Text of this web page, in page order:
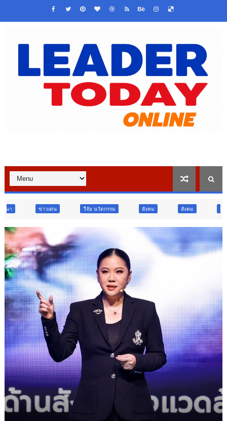
วืจัย นวัตกรรม สังคม ท่องเที่ยว